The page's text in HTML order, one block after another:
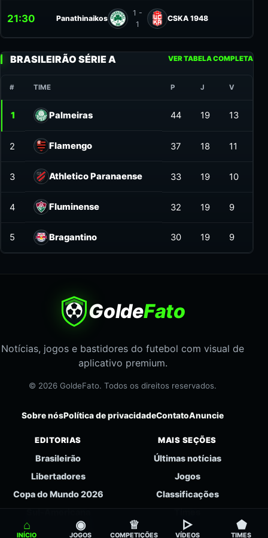
21:30 Panathinaikos
1 -
1
CSKA 1948
BRASILEIRÃO SÉRIE A VER TABELA COMPLETA
# TIME P J V
1 Palmeiras 44 19 13
2 Flamengo 37 18 11
3 Athletico Paranaense 33 19 10
4 Fluminense 32 19 9
5 Bragantino 30 19 9
GoldeFato
Notícias, jogos e bastidores do futebol com visual de
aplicativo premium.
© 2026 GoldeFato. Todos os direitos reservados.
Sobre nósPolítica de privacidadeContatoAnuncie
EDITORIAS
Brasileirão
Libertadores
Copa do Mundo 2026
Futebol Feminino
MAIS SEÇÕES
Últimas notícias
Jogos
Classificações
⌂
INÍCIO
◉
JOGOS
♕
COMPETIÇÕES
▻
VÍDEOS
⬟
TIMES